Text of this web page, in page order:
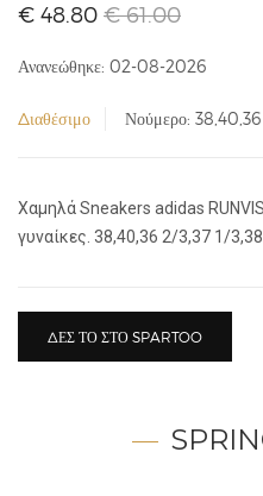
€ 48.80 € 61.00
Ανανεώθηκε: 02-08-2026
Διαθέσιμο Νούμερο:
Xαμηλά Sneakers adidas
γυναίκες. 38,40,36 2/3,37 1/
ΔΕΣ ΤΟ ΣΤΟ SPARTOO